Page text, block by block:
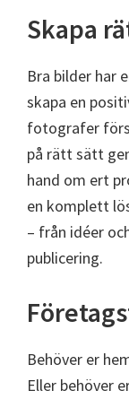
Skapa
Bra bilder har
skapa en
fotografer
på rätt sätt
hand om ert
en komplett
– från idéer
publicering.
Behöver er
Eller behöver